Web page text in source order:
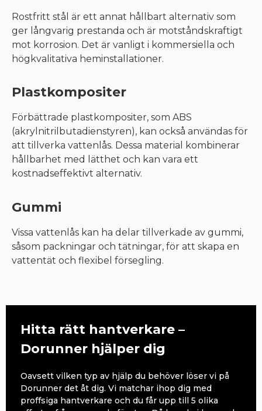
Rostfritt stål är ett annat hållbart alternativ som
ger långvarig prestanda och är motståndskraftigt
mot korrosion. Det är vanligt i kommersiella och
högkvalitativa heminstallationer.
Plastkompositer
Förbättrade plastkompositer, som ABS
(akrylnitrilbutadienstyren), kan också användas för
att tillverka vattenlås. Dessa material kombinerar
hållbarhet med lätthet och kan vara ett
kostnadseffektivt alternativ.
Gummi
Vissa vattenlås kan ha delar tillverkade av gummi,
såsom packningar och tätningar, för att skapa en
vattentät och flexibel försegling.
Hitta rätt hantverkare –
Dorunner hjälper dig
Oavsett vilken typ av hjälp du behöver löser vi på
Dorunner det åt dig. Vi matchar ihop dig med
proffsiga hantverkare och du får upp till 5 olika